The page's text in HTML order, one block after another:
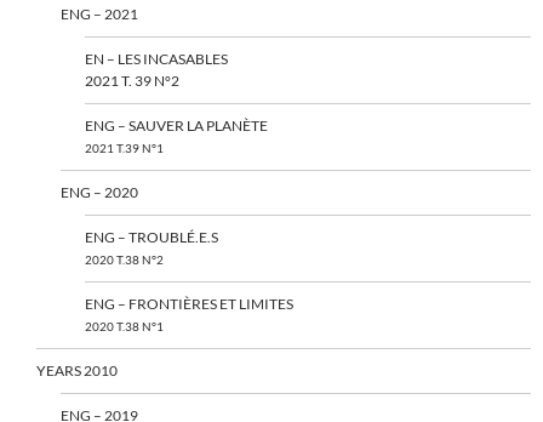
ENG – 2021
EN – LES INCASABLES
2021 T. 39 N°2
ENG – SAUVER LA PLANÈTE
2021 T.39 N°1
ENG – 2020
ENG – TROUBLÉ.E.S
2020 T.38 N°2
ENG – FRONTIÈRES ET LIMITES
2020 T.38 N°1
YEARS 2010
ENG – 2019